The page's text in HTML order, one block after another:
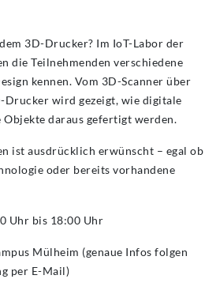
3D-Drucker? Im IoT-Labor der
die Teilnehmenden verschiedene
kennen. Vom 3D-Scanner über
Drucker wird gezeigt, wie digitale
daraus gefertigt werden.
ist ausdrücklich erwünscht – egal ob
oder bereits vorhandene
Uhr bis 18:00 Uhr
Mülheim (genaue Infos folgen
per E-Mail)